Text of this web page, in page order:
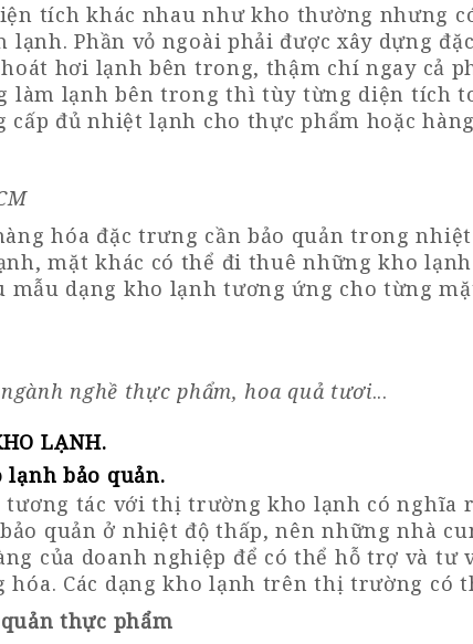
tích khác nhau như kho thường nhưng
Phần vỏ ngoài phải được xây dựng
hơi lạnh bên trong, thậm chí ngay cả
làm lạnh bên trong thì tùy từng diện tích
cấp đủ nhiệt lạnh cho thực phẩm hoặc
hóa đặc trưng cần bảo quản trong
mặt khác có thể đi thuê những kho
dạng kho lạnh tương ứng cho từng
nghề thực phẩm, hoa quả tươi...
LẠNH.
lạnh bảo quản.
tương tác với thị trường kho lạnh có nghĩa
quản ở nhiệt độ thấp, nên những nhà
của doanh nghiệp để có thể hỗ trợ và tư
Các dạng kho lạnh trên thị trường có
thực phẩm